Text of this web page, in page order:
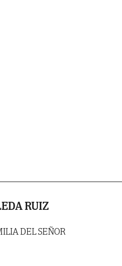
RUIZ
DEL SEÑOR